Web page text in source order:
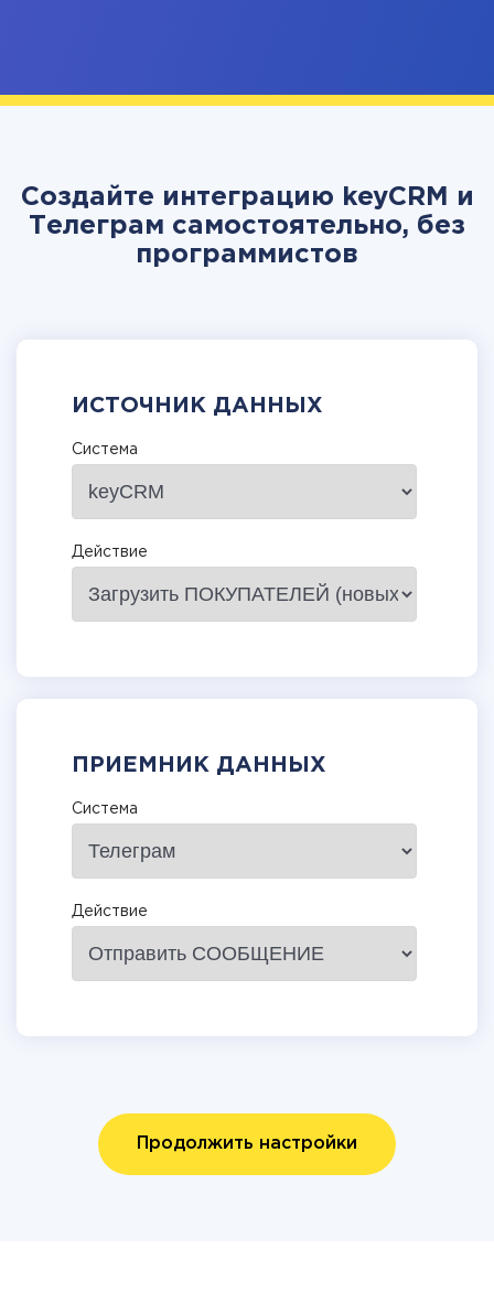
Создайте интеграцию keyCRM и
Телеграм самостоятельно, без
программистов
ИСТОЧНИК ДАННЫХ
Система
Действие
ПРИЕМНИК ДАННЫХ
Система
Действие
Продолжить настройки